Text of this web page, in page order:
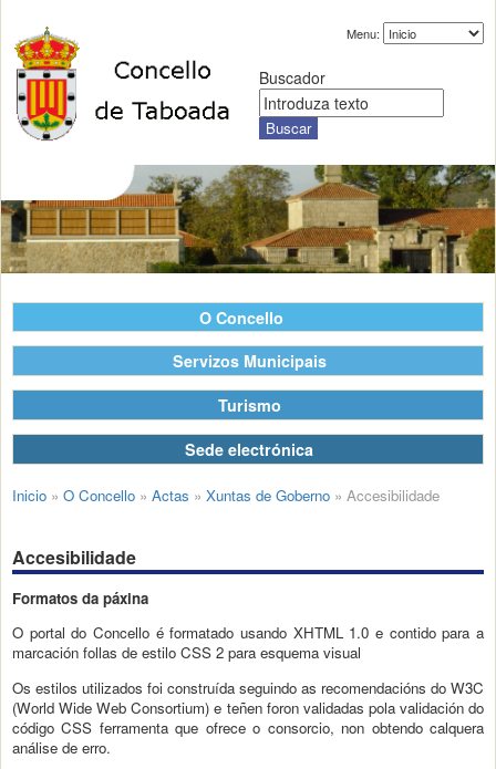
Menu:
Buscador
O Concello
Servizos Municipais
Turismo
Sede electrónica
Inicio » O Concello » Actas » Xuntas de Goberno » Accesibilidade
Accesibilidade
Formatos da páxina
O portal do Concello é formatado usando XHTML 1.0 e contido para a
marcación follas de estilo CSS 2 para esquema visual
Os estilos utilizados foi construída seguindo as recomendacións do W3C
(World Wide Web Consortium) e teñen foron validadas pola validación do
código CSS ferramenta que ofrece o consorcio, non obtendo calquera
análise de erro.